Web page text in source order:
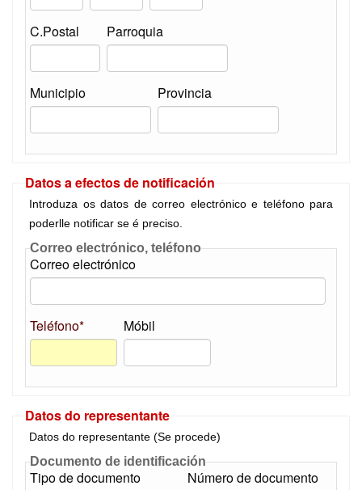
C.Postal Parroquia
Municipio Provincia
Datos a efectos de notificación
Introduza os datos de correo electrónico e teléfono para
poderlle notificar se é preciso.
Correo electrónico, teléfono
Correo electrónico
Teléfono* Móbil
Datos do representante
Datos do representante (Se procede)
Documento de identificación
Tipo de documento Número de documento